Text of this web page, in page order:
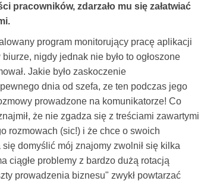
pracowników, zdarzało mu się załatwiać
program monitorujący pracę aplikacji
nigdy jednak nie było to ogłoszone
Jakie było zaskoczenie
dnia od szefa, ze ten podczas jego
prowadzone na komunikatorze! Co
że nie zgadza się z treściami zawartymi
rozmowach (sic!) i że chce o swoich
domyślić mój znajomy zwolnił się kilka
ciągłe problemy z bardzo dużą rotacją
prowadzenia biznesu" zwykł powtarzać